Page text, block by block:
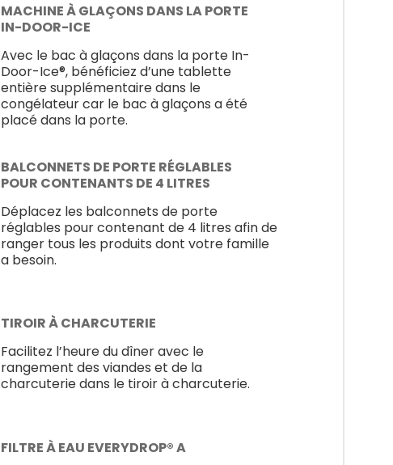
MACHINE À GLAÇONS DANS LA PORTE
IN-DOOR-ICE
Avec le bac à glaçons dans la porte In-
Door-Ice®, bénéficiez d’une tablette
entière supplémentaire dans le
congélateur car le bac à glaçons a été
placé dans la porte.
BALCONNETS DE PORTE RÉGLABLES
POUR CONTENANTS DE 4 LITRES
Déplacez les balconnets de porte
réglables pour contenant de 4 litres afin de
ranger tous les produits dont votre famille
a besoin.
TIROIR À CHARCUTERIE
Facilitez l’heure du dîner avec le
rangement des viandes et de la
charcuterie dans le tiroir à charcuterie.
FILTRE À EAU EVERYDROP® A